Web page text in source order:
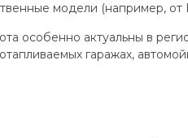
модели (например,
особенно актуальны в
гаражах,